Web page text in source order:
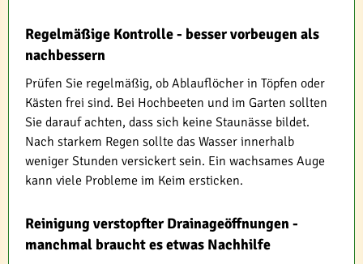
Regelmäßige Kontrolle - besser vorbeugen als
nachbessern
Prüfen Sie regelmäßig, ob Ablauflöcher in Töpfen oder
Kästen frei sind. Bei Hochbeeten und im Garten sollten
Sie darauf achten, dass sich keine Staunässe bildet.
Nach starkem Regen sollte das Wasser innerhalb
weniger Stunden versickert sein. Ein wachsames Auge
kann viele Probleme im Keim ersticken.
Reinigung verstopfter Drainageöffnungen -
manchmal braucht es etwas Nachhilfe